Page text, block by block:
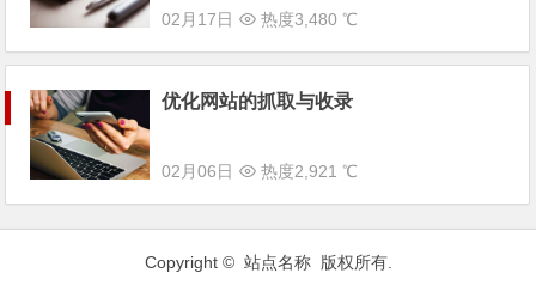
02月17日 热度3,480 ℃
优化网站的抓取与收录
02月06日 热度2,921 ℃
Copyright © 站点名称 版权所有.